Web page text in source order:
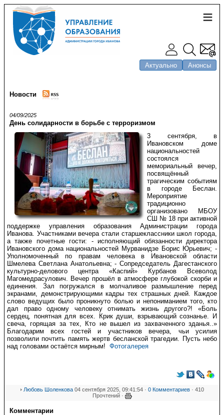
Актуально Анонсы
Новости
04/09/2025
День солидарности в борьбе с терроризмом
3 сентября, в
Ивановском доме
национальностей
состоялся
мемориальный вечер,
посвящённый
трагическим событиям
в городе Беслан.
Мероприятие
традиционно
организовано МБОУ
СШ № 18 при активной
поддержке управления образования Администрации города
Иванова. Участниками вечера стали старшеклассники школ города,
а также почетные гости: - исполняющий обязанности директора
Ивановского дома национальностей Мурванидзе Борис Юрьевич; -
Уполномоченный по правам человека в Ивановской области
Шмелева Светлана Анатольевна;- Сопредседатель Дагестанского
культурно-делового центра «Каспий» Курбанов Всеволод
Магомедрасулович. Вечер прошёл в атмосфере глубокой скорби и
единения. Зал погружался в молчаливое размышление перед
экранами, демонстрирующими кадры тех страшных дней. Каждое
слово ведущих было проникнуто болью и непониманием того, кто
дал право одному человеку отнимать жизнь другого?! «Боль
сердец, понятная для всех. Крик души, взрывающий сознанье. И
свеча, горящая за тех, Кто не вышел из захваченного зданья..»
Благодарим всех гостей и участников вечера, чьи усилия
позволили почтить память жертв бесланской трагедии. Пусть небо
над головами остаётся мирным! Фотогалерея
Любовь Шоленкова 04 сентября 2025, 09:41:54 · 0 Комментариев · 410
Прочтений ·
Комментарии